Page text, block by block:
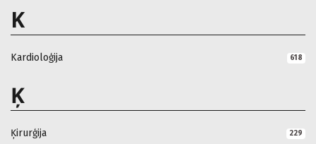
K
Kardioloģija 618
Ķ
Ķirurģija 229